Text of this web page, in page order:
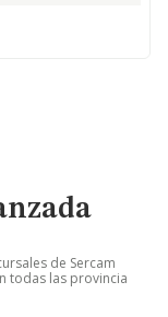
de Sercam
todas las provincia